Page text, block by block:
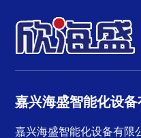
嘉兴海盛智能化设备
嘉兴海盛智能化设备有限